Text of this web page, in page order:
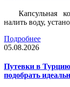
Капсульная
налить воду,
Подробнее
05.08.2026
Путевки в
подобрать